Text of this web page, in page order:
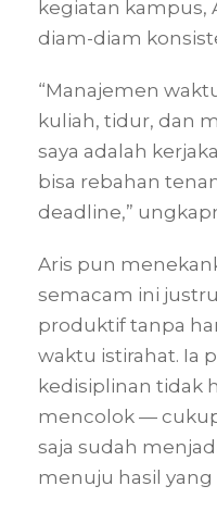
kegiatan kampus,
diam-diam
“Manajemen
kuliah, tidur, dan
saya adalah
bisa rebahan
deadline,”
Aris pun
semacam ini
produktif tanpa
waktu istirahat. Ia
kedisiplinan tidak
mencolok —
saja sudah
menuju hasil yang